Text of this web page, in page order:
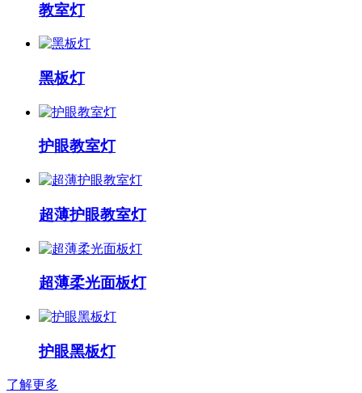
教室灯
黑板灯
护眼教室灯
超薄护眼教室灯
超薄柔光面板灯
护眼黑板灯
了解更多